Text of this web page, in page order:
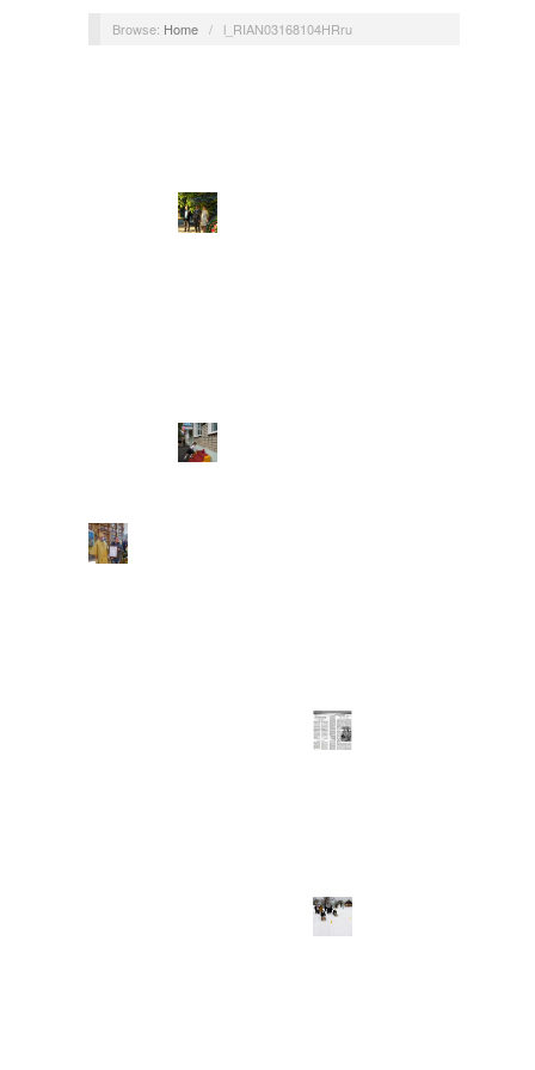
Browse: Home / l_RIAN03168104HRru